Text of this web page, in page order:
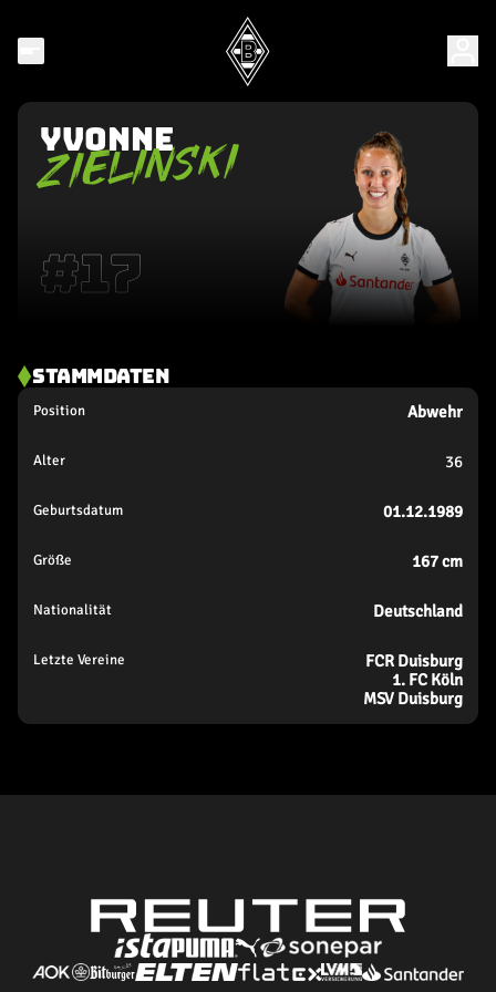
Yvonne
ZIELINSKI
#17
STAMMDATEN
Position Abwehr
Alter 36
Geburtsdatum 01.12.1989
Größe 167cm
Nationalität Deutschland
Letzte Vereine
FCR Duisburg
1. FC Köln
MSV Duisburg